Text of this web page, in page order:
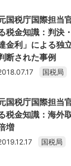
国税庁国際担当
税金知識：判決
金利」による独
断された事例
国税局
国税庁国際担当
税金知識：海外
増
国税局